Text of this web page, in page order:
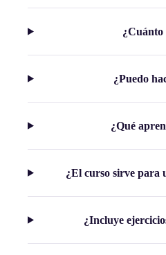
¿Cuánto
¿Puedo
¿Qué
¿El curso sirve para
¿Incluye